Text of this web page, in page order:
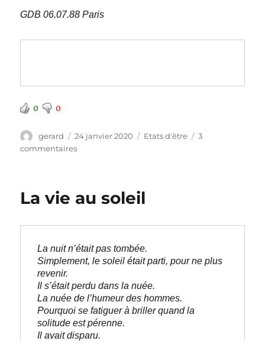
GDB 06.07.88 Paris
0 0
Auteur
gerard
Publié
le
24 janvier 2020 Catégories
Etats d'être
3
commentairessur
La vie au soleil
La nuit n’était pas tombée.
Simplement, le soleil était parti, pour ne plus
revenir.
Il s’était perdu dans la nuée.
La nuée de l’humeur des hommes.
Pourquoi se fatiguer à briller quand la
solitude est pérenne.
Il avait disparu.